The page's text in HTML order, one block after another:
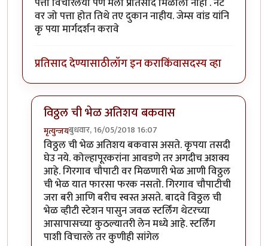
वर जो पत्ता होत तिथे तए दुकान नाहीय. जेम्स वांड यांनि
कृ पया मार्गदर्शन करावे
प्रतिसाद देण्यासाठीलॉग इन कराकिंवासदस्य व्हा
विठ्ठल ची भेळ अतिशय बकवास
मृत्युन्जयबुधवार, 16/05/2018 16:07
In reply toसहमत आहेbyश्वेता२४
विठ्ठल ची भेळ अतिशय बकवास असते. कृपया तसदी
घेउ नये. कोल्हापूरकरांना आवडणे तर अगदीच अशक्य
आहे. गिरगाव चौपाटी वर मिळणारी भेळ आणी विठ्ठल
ची भेळ यात फारसा फरक नसतो. गिरगाव चौपाटीची
जरा बरी आणि बरीच स्वस्त असते. बादवे विठ्ठल ची
भेळ व्हीटी स्टेशन पासुन जवळ स्टर्लिंग थेटरच्या
आसापासच्या कुठल्यातरी लेन मध्ये आहे. स्टर्लिंग
पाशी विचारले तर कुणीही सांगेल